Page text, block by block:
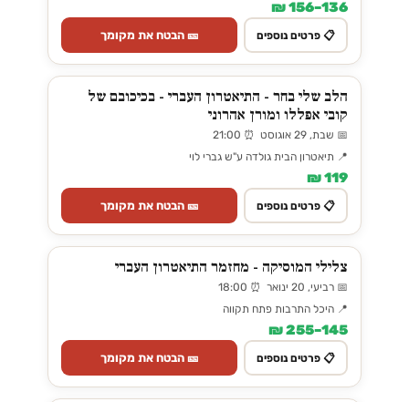
136–156 ₪
📋 פרטים נוספים 🎫 הבטח את מקומך
הלב שלי בחר - התיאטרון העברי - בכיכובם של
קובי אפללו ומורן אהרוני
📅 שבת, 29 אוגוסט ⏰ 21:00
📍 תיאטרון הבית גולדה ע"ש גברי לוי
119 ₪
📋 פרטים נוספים 🎫 הבטח את מקומך
צלילי המוסיקה - מחזמר התיאטרון העברי
📅 רביעי, 20 ינואר ⏰ 18:00
📍 היכל התרבות פתח תקווה
145–255 ₪
📋 פרטים נוספים 🎫 הבטח את מקומך